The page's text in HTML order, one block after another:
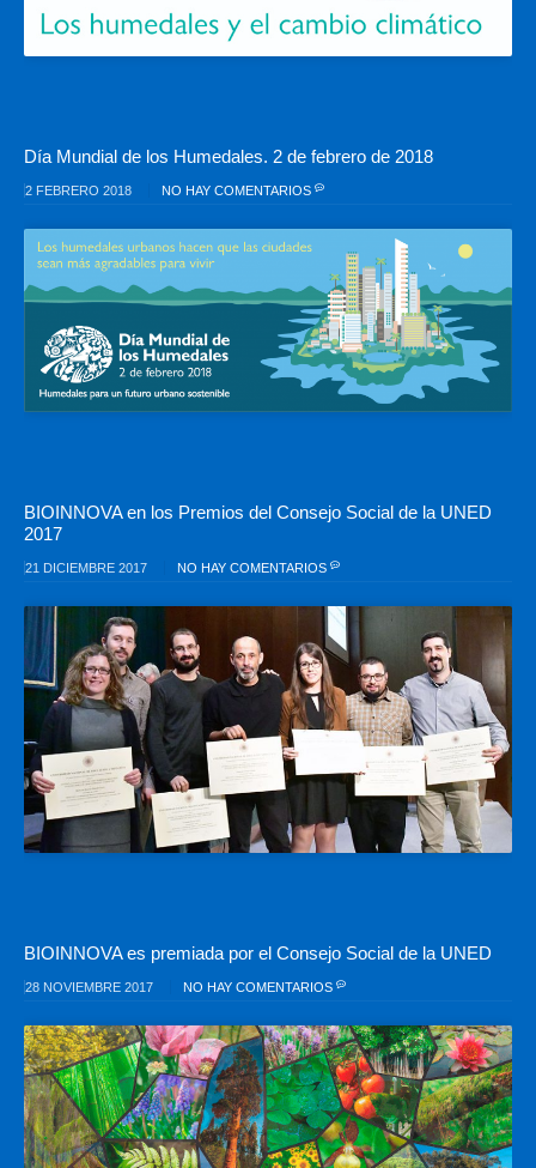
Día Mundial de los Humedales. 2 de febrero de 2018
2 FEBRERO 2018 NO HAY COMENTARIOS
BIOINNOVA en los Premios del Consejo Social de la UNED
2017
21 DICIEMBRE 2017 NO HAY COMENTARIOS
BIOINNOVA es premiada por el Consejo Social de la UNED
28 NOVIEMBRE 2017 NO HAY COMENTARIOS